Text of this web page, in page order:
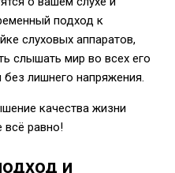
подход к
слуховых аппаратов,
слышать мир во всех его
лишнего напряжения.
качества жизни
равно!
и